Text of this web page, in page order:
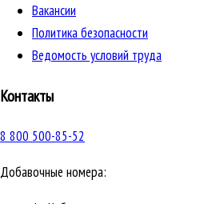
Вакансии
Политика безопасности
Ведомость условий труда
Контакты
8 800 500-85-52
Добавочные номера: